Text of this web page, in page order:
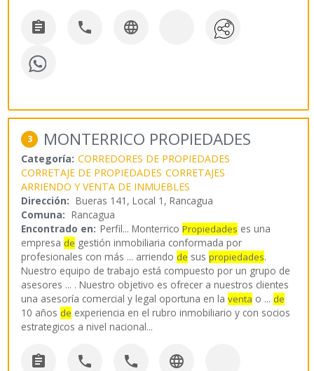
  
3 MONTERRICO PROPIEDADES
Categoría: CORREDORES DE PROPIEDADES
CORRETAJE DE PROPIEDADES CORRETAJES
ARRIENDO Y VENTA DE INMUEBLES
Dirección: Bueras 141, Local 1, Rancagua
Comuna: Rancagua
Encontrado en: Perfil...MonterricoPropiedades es una
empresa de gestión inmobiliaria conformada por
profesionales con más ... arriendo de suspropiedades.
Nuestro equipo de trabajo está compuesto por un grupo de
asesores ... . Nuestro objetivo es ofrecer a nuestros clientes
una asesoría comercial y legal oportuna en laventa o ... de
10 años de experiencia en el rubro inmobiliario y con socios
estrategicos a nivel nacional...
   